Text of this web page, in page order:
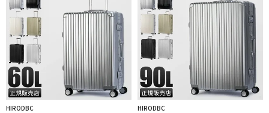
HIRODBC HIRODBC